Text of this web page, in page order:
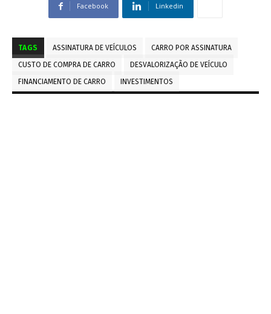
Facebook Linkedin
TAGS ASSINATURA DE VEÍCULOS
CARRO POR ASSINATURA
CUSTO DE COMPRA DE CARRO
DESVALORIZAÇÃO DE VEÍCULO
FINANCIAMENTO DE CARRO
INVESTIMENTOS